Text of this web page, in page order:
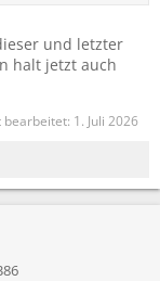
und letzter
halt jetzt auch
bearbeitet: 1. Juli 2026